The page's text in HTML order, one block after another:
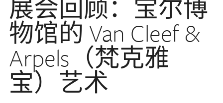
展会回顾：宝尔博
物馆的 Van Cleef &
Arpels（梵克雅
宝）艺术